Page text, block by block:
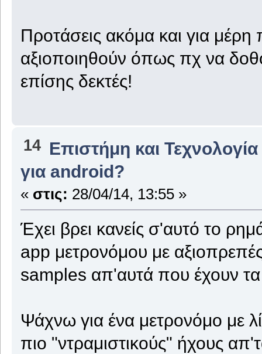
Προτάσεις ακόμα και για
αξιοποιηθούν όπως πχ να
επίσης δεκτές!
14 Επιστήμη και Τεχνολογία
για android?
« στις: 28/04/14, 13:55 »
Έχει βρει κανείς σ'αυτό το
app μετρονόμου με
samples απ'αυτά που έχουν
Ψάχνω για ένα μετρονόμο με
πιο "ντραμιστικούς" ήχους